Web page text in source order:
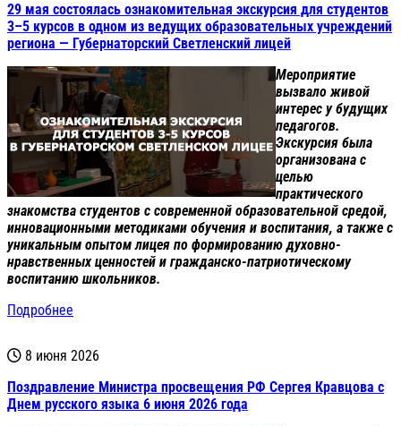
29 мая состоялась ознакомительная экскурсия для студентов
3–5 курсов в одном из ведущих образовательных учреждений
региона — Губернаторский Светленский лицей
Мероприятие
вызвало живой
интерес у будущих
педагогов.
Экскурсия была
организована с
целью
практического
знакомства студентов с современной образовательной средой,
инновационными методиками обучения и воспитания, а также с
уникальным опытом лицея по формированию духовно-
нравственных ценностей и гражданско-патриотическому
воспитанию школьников.
Подробнее
8 июня 2026
Поздравление Министра просвещения РФ Сергея Кравцова с
Днем русского языка 6 июня 2026 года